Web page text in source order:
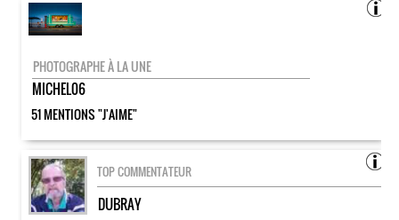
PHOTOGRAPHE À LA UNE
MICHEL06
51 MENTIONS "J'AIME"
TOP COMMENTATEUR
DUBRAY